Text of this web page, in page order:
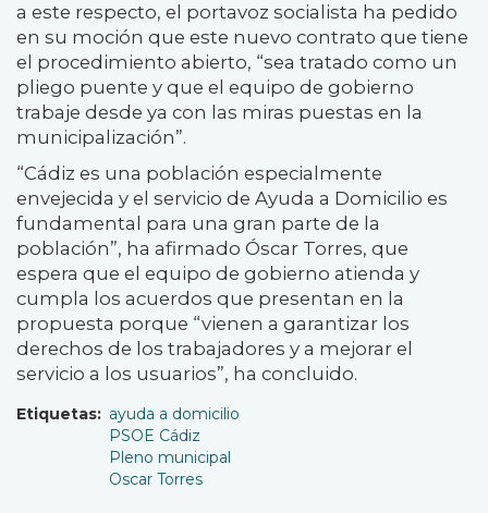
a este respecto, el portavoz socialista ha pedido
en su moción que este nuevo contrato que tiene
el procedimiento abierto, “sea tratado como un
pliego puente y que el equipo de gobierno
trabaje desde ya con las miras puestas en la
municipalización”.
“Cádiz es una población especialmente
envejecida y el servicio de Ayuda a Domicilio es
fundamental para una gran parte de la
población”, ha afirmado Óscar Torres, que
espera que el equipo de gobierno atienda y
cumpla los acuerdos que presentan en la
propuesta porque “vienen a garantizar los
derechos de los trabajadores y a mejorar el
servicio a los usuarios”, ha concluido.
Etiquetas
ayuda a domicilio
PSOE Cádiz
Pleno municipal
Oscar Torres